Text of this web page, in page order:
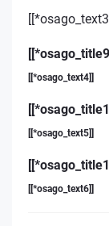
[[*osago_text4]]
[[*osago_text5]]
[[*osago_text6]]